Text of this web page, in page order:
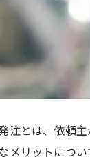
注とは、依頼
メリットにつ